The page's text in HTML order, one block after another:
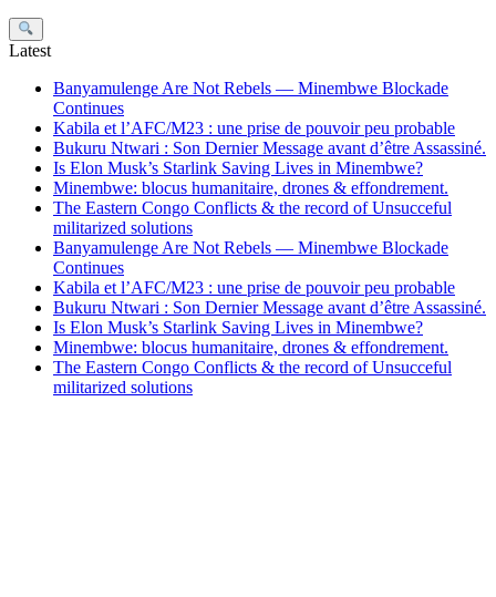
Search
Latest
Banyamulenge Are Not Rebels — Minembwe Blockade
Continues
Kabila et l’AFC/M23 : une prise de pouvoir peu probable
Bukuru Ntwari : Son Dernier Message avant d’être Assassiné.
Is Elon Musk’s Starlink Saving Lives in Minembwe?
Minembwe: blocus humanitaire, drones & effondrement.
The Eastern Congo Conflicts & the record of Unsucceful
militarized solutions
Banyamulenge Are Not Rebels — Minembwe Blockade
Continues
Kabila et l’AFC/M23 : une prise de pouvoir peu probable
Bukuru Ntwari : Son Dernier Message avant d’être Assassiné.
Is Elon Musk’s Starlink Saving Lives in Minembwe?
Minembwe: blocus humanitaire, drones & effondrement.
The Eastern Congo Conflicts & the record of Unsucceful
militarized solutions